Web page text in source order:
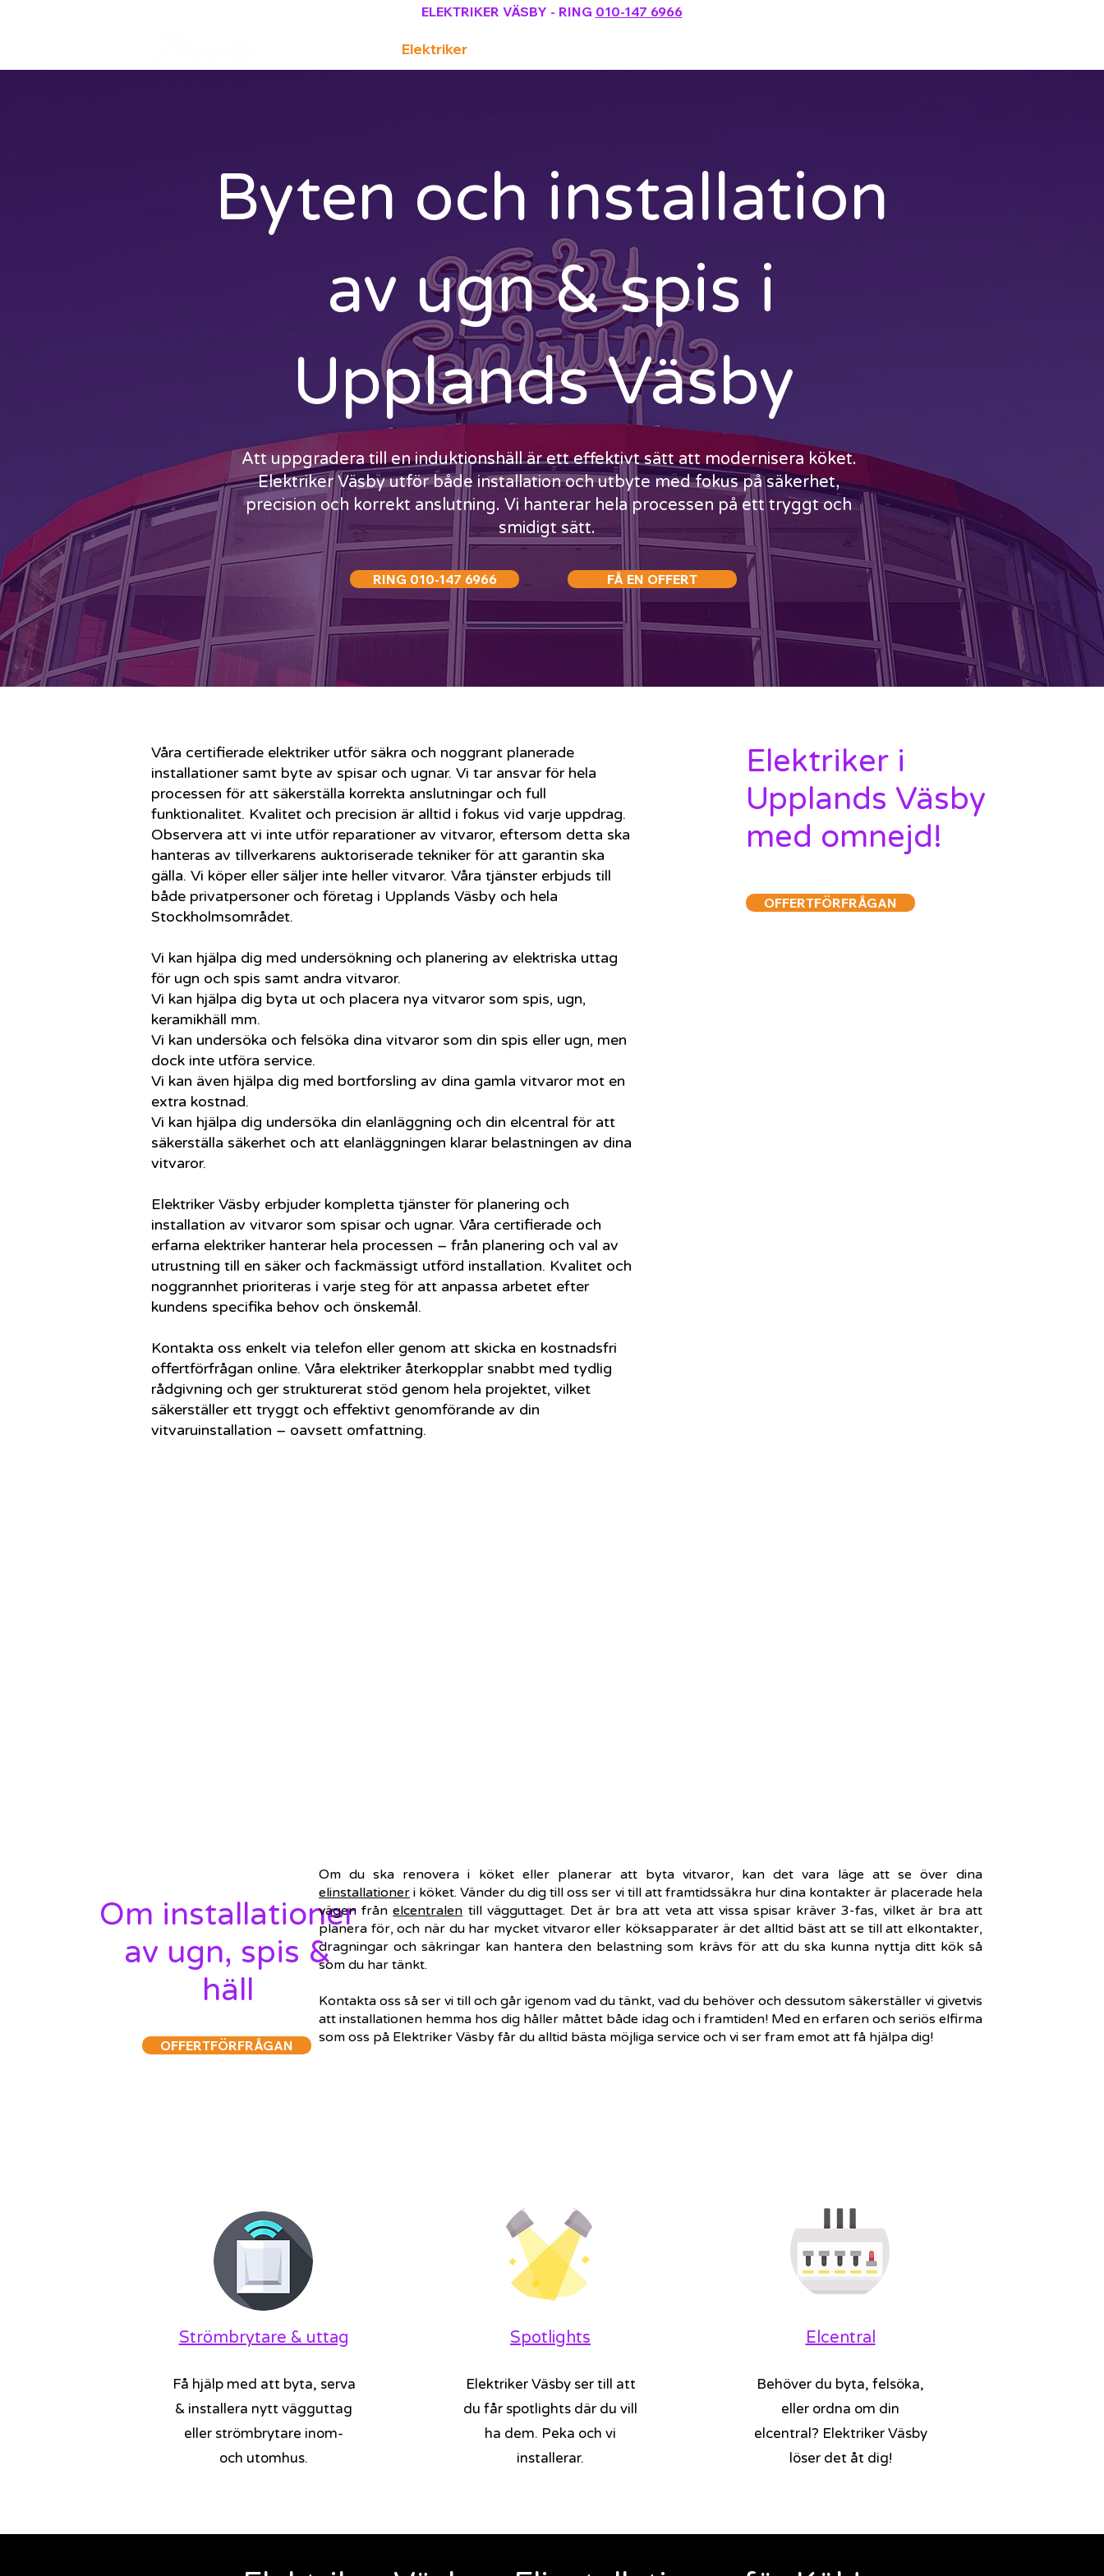
ELEKTRIKER VÄSBY - RING 010-147 6966
Elektriker
Byten och installation
av ugn & spis i
Upplands Väsby
Att uppgradera till en induktionshäll är ett effektivt sätt att modernisera köket.
Elektriker Väsby utför både installation och utbyte med fokus på säkerhet,
precision och korrekt anslutning. Vi hanterar hela processen på ett tryggt och
smidigt sätt.
RING 010-147 6966 FÅ EN OFFERT
Våra certifierade elektriker utför säkra och noggrant planerade
installationer samt byte av spisar och ugnar. Vi tar ansvar för hela
processen för att säkerställa korrekta anslutningar och full
funktionalitet. Kvalitet och precision är alltid i fokus vid varje uppdrag.
Observera att vi inte utför reparationer av vitvaror, eftersom detta ska
hanteras av tillverkarens auktoriserade tekniker för att garantin ska
gälla. Vi köper eller säljer inte heller vitvaror. Våra tjänster erbjuds till
både privatpersoner och företag i Upplands Väsby och hela
Stockholmsområdet.
Vi kan hjälpa dig med undersökning och planering av elektriska uttag
för ugn och spis samt andra vitvaror.
Vi kan hjälpa dig byta ut och placera nya vitvaror som spis, ugn,
keramikhäll mm.
Vi kan undersöka och felsöka dina vitvaror som din spis eller ugn, men
dock inte utföra service.
Vi kan även hjälpa dig med bortforsling av dina gamla vitvaror mot en
extra kostnad.
Vi kan hjälpa dig undersöka din elanläggning och din elcentral för att
säkerställa säkerhet och att elanläggningen klarar belastningen av dina
vitvaror.
Elektriker Väsby erbjuder kompletta tjänster för planering och
installation av vitvaror som spisar och ugnar. Våra certifierade och
erfarna elektriker hanterar hela processen – från planering och val av
utrustning till en säker och fackmässigt utförd installation. Kvalitet och
noggrannhet prioriteras i varje steg för att anpassa arbetet efter
kundens specifika behov och önskemål.
Kontakta oss enkelt via telefon eller genom att skicka en kostnadsfri
offertförfrågan online. Våra elektriker återkopplar snabbt med tydlig
rådgivning och ger strukturerat stöd genom hela projektet, vilket
säkerställer ett tryggt och effektivt genomförande av din
vitvaruinstallation – oavsett omfattning.
Elektriker i
Upplands Väsby
med omnejd!
OFFERTFÖRFRÅGAN
Om installationer
av ugn, spis &
häll
OFFERTFÖRFRÅGAN
Om du ska renovera i köket eller planerar att byta vitvaror, kan det vara läge att se över dina
elinstallationer i köket. Vänder du dig till oss ser vi till att framtidssäkra hur dina kontakter är placerade hela
vägen frånelcentralen till vägguttaget. Det är bra att veta att vissa spisar kräver 3-fas, vilket är bra att
planera för, och när du har mycket vitvaror eller köksapparater är det alltid bäst att se till att elkontakter,
dragningar och säkringar kan hantera den belastning som krävs för att du ska kunna nyttja ditt kök så
som du har tänkt.
Kontakta oss så ser vi till och går igenom vad du tänkt, vad du behöver och dessutom säkerställer vi givetvis
att installationen hemma hos dig håller måttet både idag och i framtiden! Med en erfaren och seriös elfirma
som oss på Elektriker Väsby får du alltid bästa möjliga service och vi ser fram emot att få hjälpa dig!
Strömbrytare & uttag
Få hjälp med att byta, serva
& installera nytt vägguttag
eller strömbrytare inom-
och utomhus.
Spotlights
Elektriker Väsby ser till att
du får spotlights där du vill
ha dem. Peka och vi
installerar.
Elcentral
Behöver du byta, felsöka,
eller ordna om din
elcentral? Elektriker Väsby
löser det åt dig!